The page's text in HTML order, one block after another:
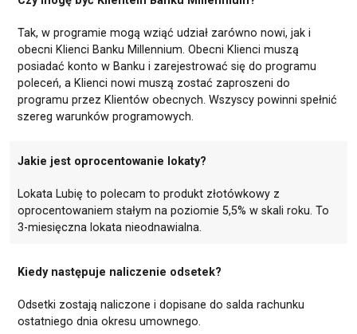
Tak, w programie mogą wziąć udział zarówno nowi, jak i
obecni Klienci Banku Millennium. Obecni Klienci muszą
posiadać konto w Banku i zarejestrować się do programu
poleceń, a Klienci nowi muszą zostać zaproszeni do
programu przez Klientów obecnych. Wszyscy powinni spełnić
szereg warunków programowych.
Jakie jest oprocentowanie lokaty?
Lokata Lubię to polecam to produkt złotówkowy z
oprocentowaniem stałym na poziomie 5,5% w skali roku. To
3-miesięczna lokata nieodnawialna.
Kiedy następuje naliczenie odsetek?
Odsetki zostają naliczone i dopisane do salda rachunku
ostatniego dnia okresu umownego.